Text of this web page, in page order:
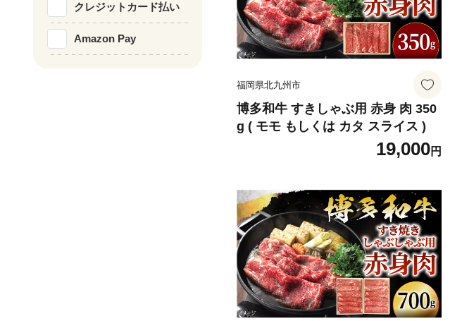
福岡県北九州市
博多和牛 すきしゃぶ用 赤身 肉 350
g ( モモ もしくは カタ スライス )
19,000円
クレジットカード払い
Amazon Pay